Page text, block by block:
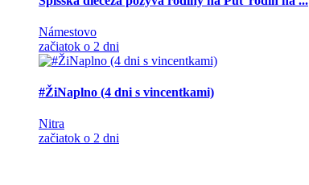
Námestovo
začiatok o 2 dni
#ŽiNaplno (4 dni s vincentkami)
Nitra
začiatok o 2 dni